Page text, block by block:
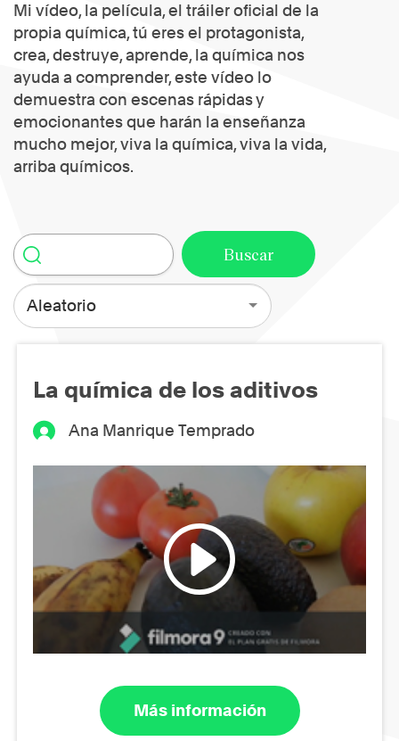
Mi vídeo, la película, el tráiler oficial de la
propia química, tú eres el protagonista,
crea, destruye, aprende, la química nos
ayuda a comprender, este vídeo lo
demuestra con escenas rápidas y
emocionantes que harán la enseñanza
mucho mejor, viva la química, viva la vida,
arriba químicos.
Aleatorio
La química de los aditivos
Ana Manrique Temprado
Más información